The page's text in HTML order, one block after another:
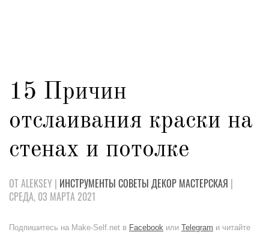
15 Причин
отслаивания краски на
стенах и потолке
ОТ ALEKSEY | ИНСТРУМЕНТЫ СОВЕТЫ ДЕКОР МАСТЕРСКАЯ |
СРЕДА, 03 МАРТА 2021
Подпишитесь на Make-Self.net в Facebook или Telegram и читайте